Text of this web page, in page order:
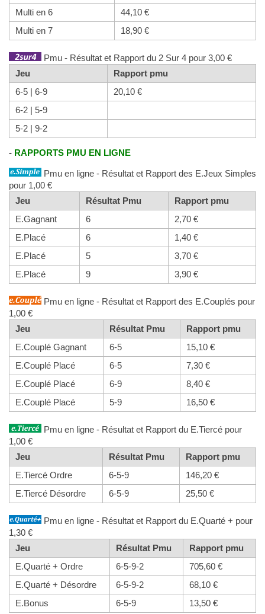
Multi en 6
44,10 €
Multi en 7
18,90 €
Pmu - Résultat et Rapport du 2 Sur 4 pour 3,00 €
Jeu
Rapport pmu
6-5 | 6-9
20,10 €
6-2 | 5-9
5-2 | 9-2
- RAPPORTS PMU EN LIGNE
Pmu en ligne - Résultat et Rapport des E.Jeux Simples
pour 1,00 €
Jeu
Résultat Pmu
Rapport pmu
E.Gagnant
6
2,70 €
E.Placé
6
1,40 €
E.Placé
5
3,70 €
E.Placé
9 3,90 €
Pmu en ligne - Résultat et Rapport des E.Couplés pour
1,00 €
Jeu
Résultat Pmu
Rapport pmu
E.Couplé Gagnant
6-5
15,10 €
E.Couplé Placé
6-5
7,30 €
E.Couplé Placé
6-9
8,40 €
E.Couplé Placé
5-9 16,50 €
Pmu en ligne - Résultat et Rapport du E.Tiercé pour
1,00 €
Jeu
Résultat Pmu
Rapport pmu
E.Tiercé Ordre
6-5-9
146,20 €
E.Tiercé Désordre
6-5-9 25,50 €
Pmu en ligne - Résultat et Rapport du E.Quarté + pour
1,30 €
Jeu
Résultat Pmu
Rapport pmu
E.Quarté + Ordre
6-5-9-2
705,60 €
E.Quarté + Désordre
6-5-9-2
68,10 €
E.Bonus
6-5-9 13,50 €